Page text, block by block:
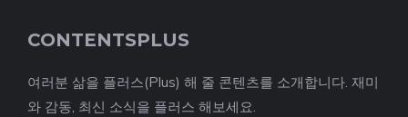
CONTENTSPLUS
여러분 삶을 플러스(Plus) 해 줄 콘텐츠를 소개합니다. 재미
와 감동, 최신 소식을 플러스 해보세요.